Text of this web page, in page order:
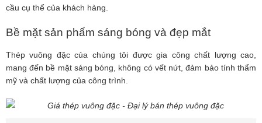
cầu cụ thể của khách hàng.
Bề mặt sản phẩm sáng bóng và đẹp mắt
Thép vuông đặc của chúng tôi được gia công chất lượng cao,
mang đến bề mặt sáng bóng, không có vết nứt, đảm bảo tính thẩm
mỹ và chất lượng của công trình.